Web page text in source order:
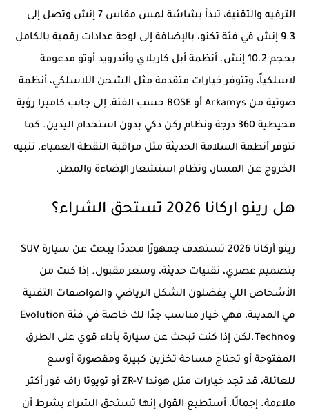
الترفيه والتقنية، تبدأ بشاشة لمس مقاس 7 إنش وتصل إلى
9.3 إنش في فئة تكنو، بالإضافة إلى لوحة عدادات رقمية بالكامل
بحجم 10.2 إنش. أنظمة أبل كاربلاي وأندرويد أوتو مدعومة
لاسلكياً، وتتوفر خيارات متقدمة مثل الشحن اللاسلكي، أنظمة
صوتية من Arkamys أو BOSE حسب الفئة، إلى جانب كاميرا رؤية
محيطية 360 درجة ونظام ركن ذكي بدون استخدام اليدين. كما
تتوفر أنظمة السلامة الحديثة مثل مراقبة النقطة العمياء، تنبيه
الخروج عن المسار، ونظام استشعار الإضاءة والمطر.
هل رينو اركانا 2026 تستحق الشراء؟
رينو أركانا 2026 تستهدف جمهورًا محددًا يبحث عن سيارة SUV
بتصميم عصري، تقنيات حديثة، وسعر مقبول. إذا كنت من
الأشخاص اللي يفضلون الشكل الرياضي والمواصفات التقنية
في المدينة، فهي خيار مناسب جدًا لك خاصة في فئة Evolution
وTechno.لكن إذا كنت تبحث عن سيارة بأداء قوي على الطرق
المفتوحة أو تحتاج مساحة تخزين كبيرة ومقصورة أوسع
للعائلة، قد تجد خيارات مثل هوندا ZR-V أو تويوتا راف فور أكثر
ملاءمة. إجمالًا، أستطيع القول إنها تستحق الشراء بشرط أن